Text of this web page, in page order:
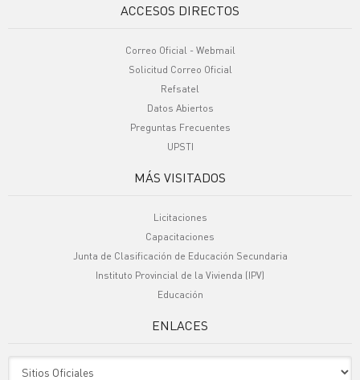
ACCESOS DIRECTOS
Correo Oficial - Webmail
Solicitud Correo Oficial
Refsatel
Datos Abiertos
Preguntas Frecuentes
UPSTI
MÁS VISITADOS
Licitaciones
Capacitaciones
Junta de Clasificación de Educación Secundaria
Instituto Provincial de la Vivienda (IPV)
Educación
ENLACES